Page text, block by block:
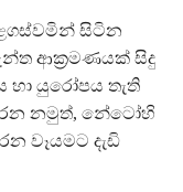
සිටින
ආක්‍රමණයක් සිදු
යුරෝපය තැති
නමුත්, නේටෝහි
වෑයමට දැඩි